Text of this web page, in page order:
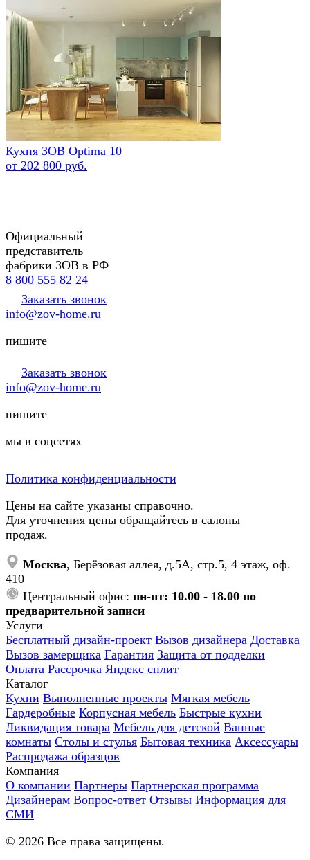
Кухня ЗОВ Optima 10
от 202 800 руб.
Официальный
представитель
фабрики ЗОВ в РФ
8 800 555 82 24
Заказать звонок
info@zov-home.ru
пишите
Заказать звонок
info@zov-home.ru
пишите
мы в соцсетях
Политика конфиденциальности
Цены на сайте указаны справочно.
Для уточнения цены обращайтесь в салоны
продаж.
Москва, Берёзовая аллея, д.5А, стр.5, 4 этаж, оф.
410
Центральный офис: пн-пт: 10.00 - 18.00 по
предварительной записи
Услуги
Бесплатный дизайн-проект Вызов дизайнера Доставка
Вызов замерщика Гарантия Защита от подделки
Оплата Рассрочка Яндекс сплит
Каталог
Кухни Выполненные проекты Мягкая мебель
Гардеробные Корпусная мебель Быстрые кухни
Ликвидация товара Мебель для детской Ванные
комнаты Столы и стулья Бытовая техника Аксессуары
Распродажа образцов
Компания
О компании Партнеры Партнерская программа
Дизайнерам Вопрос-ответ Отзывы Информация для
СМИ
© 2026 Все права защищены.